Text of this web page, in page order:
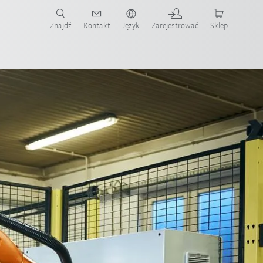
Znajdź Kontakt Język Zarejestrować Sklep